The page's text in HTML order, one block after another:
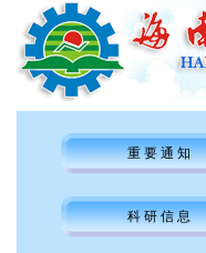
重要通知
科研信息